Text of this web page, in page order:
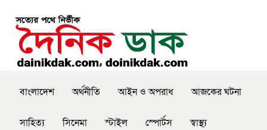
বাংলাদেশ অর্থনীতি আইন ও অপরাধ আজকের ঘটনা
সাহিত্য সিনেমা স্টাইল স্পোর্টস স্বাস্থ্য